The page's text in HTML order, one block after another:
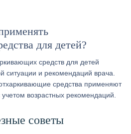
для детей?
средств для детей
ситуации и рекомендаций врача.
средства применяют
возрастных рекомендаций.
советы